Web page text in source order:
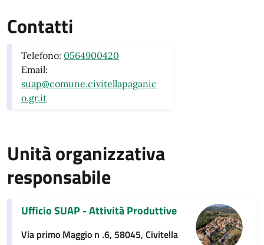
Contatti
Telefono: 0564900420
Email:
suap@comune.civitellapaganic
o.gr.it
Unità organizzativa
responsabile
Ufficio SUAP - Attività Produttive
Via primo Maggio n .6, 58045, Civitella